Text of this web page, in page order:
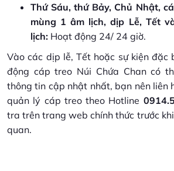
Thứ Sáu, thứ Bảy, Chủ Nhật,
mùng 1 âm lịch, dịp Lễ, Tết
lịch: Hoạt động 24/ 24 giờ.
Vào các dịp lễ, Tết hoặc sự kiện đặc
động cáp treo Núi Chứa Chan có
thông tin cập nhật nhất, bạn nên liên
quản lý cáp treo theo Hotline
tra trên trang web chính thức trước
quan.